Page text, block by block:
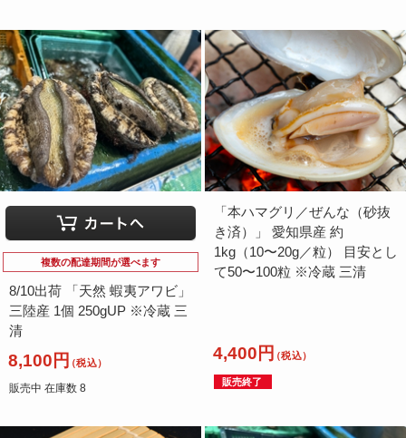
複数の配達期間が選べます
8/10出荷 「天然 蝦夷アワビ」
三陸産 1個 250gUP ※冷蔵 三
清
8,100円（税込）
販売中 在庫数 8
「本ハマグリ／ぜんな（砂抜
き済）」 愛知県産 約
1kg（10〜20g／粒） 目安とし
て50〜100粒 ※冷蔵 三清
4,400円（税込）
販売終了